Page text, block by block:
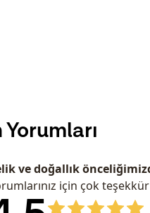
ve doğallık
için çok